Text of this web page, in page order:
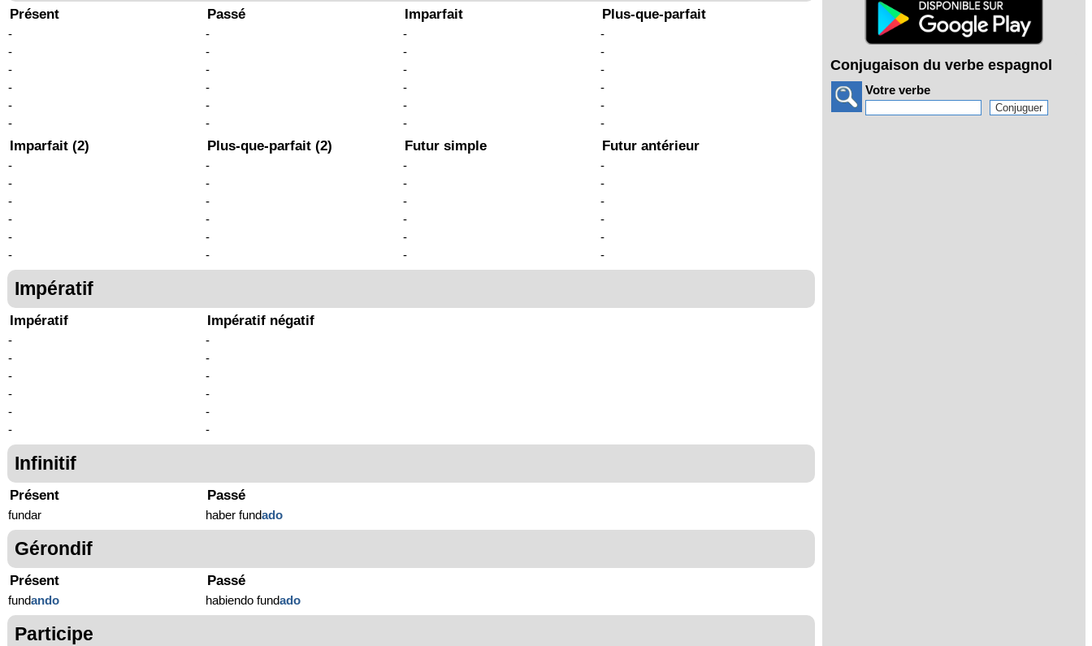
Présent
-
-
-
-
-
-
Passé
-
-
-
-
-
-
Imparfait
-
-
-
-
-
-
Plus-que-parfait
-
-
-
-
-
-
Imparfait (2)
-
-
-
-
-
-
Plus-que-parfait (2)
-
-
-
-
-
-
Futur simple
-
-
-
-
-
-
Futur antérieur
-
-
-
-
-
-
Impératif
Impératif
-
-
-
-
-
-
Impératif négatif
-
-
-
-
-
-
Infinitif
Présent
fundar
Passé
haber fundado
Gérondif
Présent
fundando
Passé
habiendo fundado
Participe
Conjugaison du verbe espagnol
Votre verbe